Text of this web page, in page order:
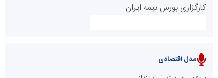
پایگاه خبری نهضت ملی مسکن
کارگزاری بورس بیمه ایران
مدل اقتصادی